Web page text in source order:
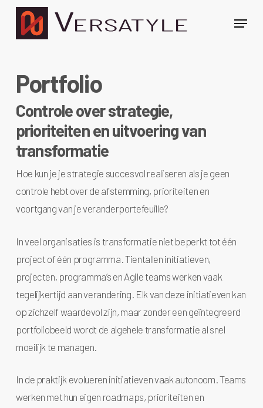
Overslaan
Menu
Portfolio
Controle over strategie,
prioriteiten en uitvoering van
transformatie
Hoe kun je je strategie succesvol realiseren als je geen
controle hebt over de afstemming, prioriteiten en
voortgang van je veranderportefeuille?
In veel organisaties is transformatie niet beperkt tot één
project of één programma. Tientallen initiatieven,
projecten, programma’s en Agile teams werken vaak
tegelijkertijd aan verandering. Elk van deze initiatieven kan
op zichzelf waardevol zijn, maar zonder een geïntegreerd
portfoliobeeld wordt de algehele transformatie al snel
moeilijk te managen.
In de praktijk evolueren initiatieven vaak autonoom. Teams
werken met hun eigen roadmaps, prioriteiten en